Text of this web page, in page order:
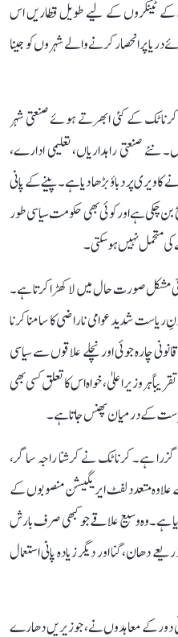
کے ٹینکروں کے لیے طویل قطاریں اس
پر انحصار کرنے والے شہروں کو جینا
کرناٹک کے کئی ابھرتے ہوئے صنعتی شہر
نئے صنعتی راہداریاں، تعلیمی ادارے،
پر دباؤ بڑھا دیا ہے۔ پینے کے پانی
بن چکی ہے اور کوئی بھی حکومت سیاسی طور
متحمل نہیں ہو سکتی۔
مشکل صورت حال میں لا کھڑا کرتا ہے۔
ریاست شدید عوامی ناراضی کا سامنا کرنا
چارہ جوئی اور نچلے علاقوں سے سیاسی
ہر وزیر اعلیٰ، خواہ اس کا تعلق کسی بھی
کے درمیان پھنس جاتا ہے۔
ہے۔ کرناٹک نے کرشنا راجہ ساگر،
علاوہ متعدد لفٹ ایریگیشن منصوبوں کے
ہے۔ وہ وسیع علاقے جو کبھی صرف بارش
دھان، گنا اور دیگر زیادہ پانی استعمال
دور کے معاہدوں نے، جو زیریں دھارے